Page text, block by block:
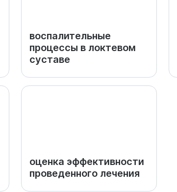
воспалительные
процессы в локтевом
суставе
оценка эффективности
проведенного лечения